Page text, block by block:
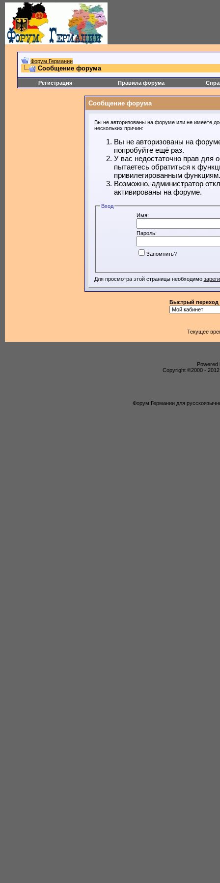
Форум Германии
Сообщение форума
Регистрация Правила форума
Сообщение форума
Вы не авторизованы на форуме или не имеете
нескольких причин:
Вы не авторизованы на
попробуйте ещё раз.
У вас недостаточно прав для
пытаетесь обратиться к
привилегированным функциям.
Возможно, администратор
активированы на форуме.
Вход
Имя:
Пароль:
Запомнить?
Для просмотра этой страницы необходимо
Быстрый переход
Текущее
Powered
Copyright ©2000 -
Форум Германии для